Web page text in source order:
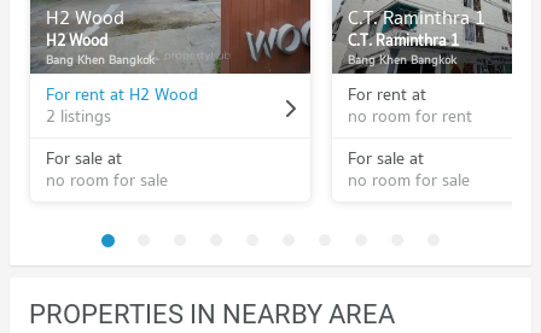
H2 Wood
H2 Wood
Bang Khen Bangkok
For rent at H2 Wood
2 listings
For sale at
no room for sale
C.T. Raminthra 1
C.T. Raminthra 1
Bang Khen Bangkok
For rent at
no room for rent
For sale at
no room for sale
PROPERTIES IN NEARBY AREA